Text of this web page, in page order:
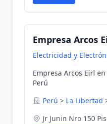
Empresa Arcos
Electricidad y
Empresa Arcos Eirl
Perú
Perú > La Libertad
Jr Junin Nro 150